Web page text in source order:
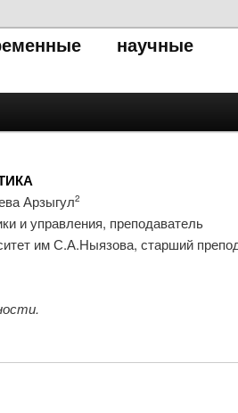
научные
Арзыгул2
и управления, преподаватель
им С.А.Ныязова, старший